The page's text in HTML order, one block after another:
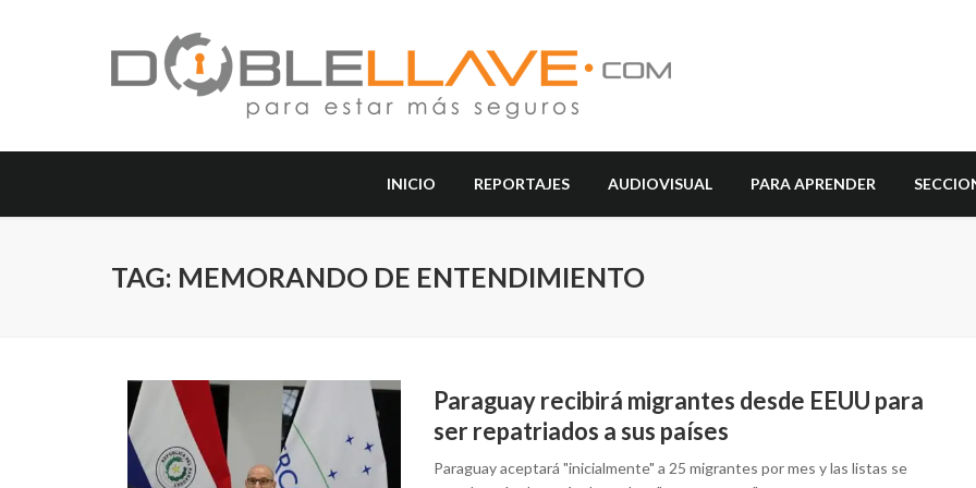
INICIO REPORTAJES AUDIOVISUAL PARA APRENDER
TAG: MEMORANDO DE ENTENDIMIENTO
Paraguay recibirá migrantes desde EEUU para
ser repatriados a sus países
Paraguay aceptará "inicialmente" a 25 migrantes por mes y las listas se